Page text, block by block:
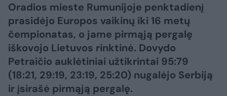
Oradios mieste Rumunijoje penktadienį
prasidėjo Europos vaikinų iki 16 metų
čempionatas, o jame pirmąją pergalę
iškovojo Lietuvos rinktinė. Dovydo
Petraičio auklėtiniai užtikrintai 95:79
(18:21, 29:19, 23:19, 25:20) nugalėjo Serbiją
ir įsirašė pirmąją pergalę.